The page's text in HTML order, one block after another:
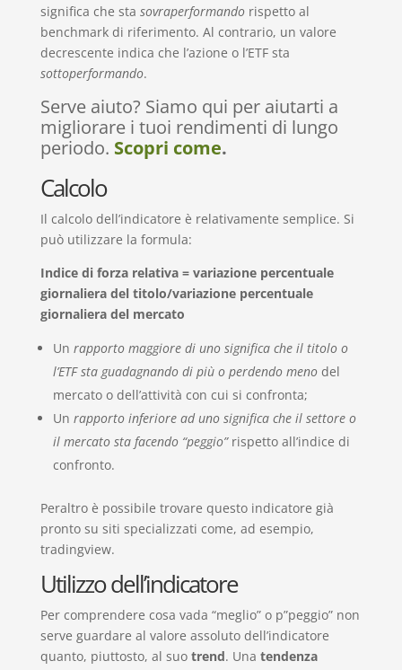
significa che sta sovraperformandorispetto al
benchmark di riferimento. Al contrario, un valore
decrescente indica che l’azione o l’ETF sta
sottoperformando.
Serve aiuto? Siamo qui per aiutarti a
migliorare i tuoi rendimenti di lungo
periodo. Scopri come.
Calcolo
Il calcolo dell’indicatore è relativamente semplice. Si
può utilizzare la formula:
Indice di forza relativa = variazione percentuale
giornaliera del titolo/variazione percentuale
giornaliera del mercato​
Un rapporto maggiore di uno significa che il titolo o
l’ETF sta guadagnando di più o perdendo menodel
mercato o dell’attività con cui si confronta;
Un rapporto inferiore ad uno significa che il settore o
il mercato sta facendo “peggio” rispetto all’indice di
confronto.
Peraltro è possibile trovare questo indicatore già
pronto su siti specializzati come, ad esempio,
tradingview.
Utilizzo dell’indicatore
Per comprendere cosa vada “meglio” o p”peggio” non
serve guardare al valore assoluto dell’indicatore
quanto, piuttosto, al suo trend. Una tendenza